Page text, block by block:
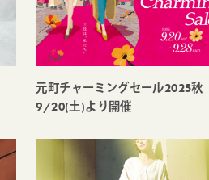
元町チャーミングセール2025秋
9/20(土)より開催